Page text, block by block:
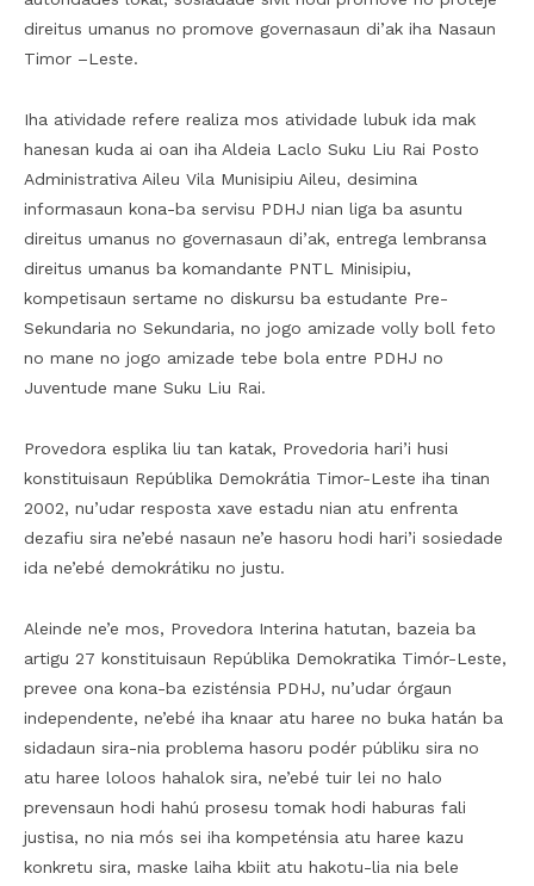
direitus umanus no promove governasaun di’ak iha Nasaun
Timor –Leste.
Iha atividade refere realiza mos atividade lubuk ida mak
hanesan kuda ai oan iha Aldeia Laclo Suku Liu Rai Posto
Administrativa Aileu Vila Munisipiu Aileu, desimina
informasaun kona-ba servisu PDHJ nian liga ba asuntu
direitus umanus no governasaun di’ak, entrega lembransa
direitus umanus ba komandante PNTL Minisipiu,
kompetisaun sertame no diskursu ba estudante Pre-
Sekundaria no Sekundaria, no jogo amizade volly boll feto
no mane no jogo amizade tebe bola entre PDHJ no
Juventude mane Suku Liu Rai.
Provedora esplika liu tan katak, Provedoria hari’i husi
konstituisaun Repúblika Demokrátia Timor-Leste iha tinan
2002, nu’udar resposta xave estadu nian atu enfrenta
dezafiu sira ne’ebé nasaun ne’e hasoru hodi hari’i sosiedade
ida ne’ebé demokrátiku no justu.
Aleinde ne’e mos, Provedora Interina hatutan, bazeia ba
artigu 27 konstituisaun Repúblika Demokratika Timór-Leste,
prevee ona kona-ba ezisténsia PDHJ, nu’udar órgaun
independente, ne’ebé iha knaar atu haree no buka hatán ba
sidadaun sira-nia problema hasoru podér públiku sira no
atu haree loloos hahalok sira, ne’ebé tuir lei no halo
prevensaun hodi hahú prosesu tomak hodi haburas fali
justisa, no nia mós sei iha kompeténsia atu haree kazu
konkretu sira, maske laiha kbiit atu hakotu-lia nia bele